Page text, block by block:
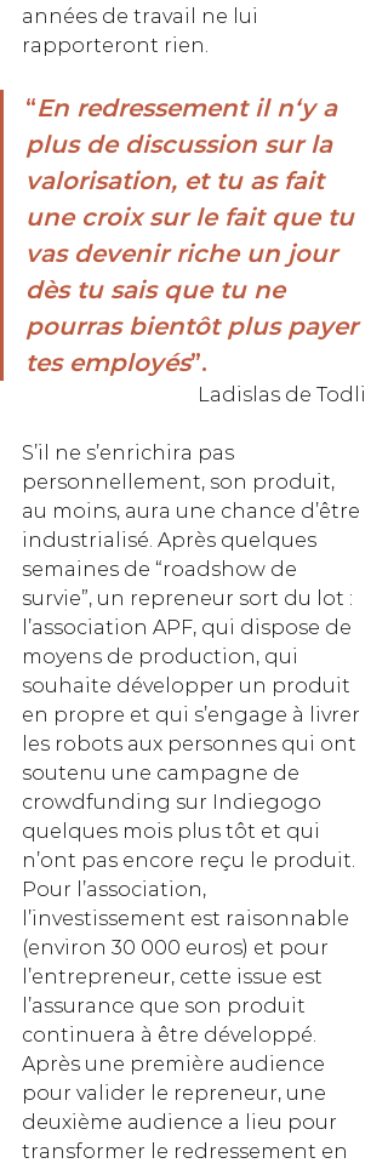
années de travail ne lui
rapporteront rien.
“En redressement il n‘y a
plus de discussion sur la
valorisation, et tu as fait
une croix sur le fait que tu
vas devenir riche un jour
dès tu sais que tu ne
pourras bientôt plus payer
tes employés”.
Ladislas de Todli
S’il ne s’enrichira pas
personnellement, son produit,
au moins, aura une chance d’être
industrialisé. Après quelques
semaines de “roadshow de
survie”, un repreneur sort du lot :
l’association APF, qui dispose de
moyens de production, qui
souhaite développer un produit
en propre et qui s’engage à livrer
les robots aux personnes qui ont
soutenu une campagne de
crowdfunding sur Indiegogo
quelques mois plus tôt et qui
n’ont pas encore reçu le produit.
Pour l’association,
l’investissement est raisonnable
(environ 30 000 euros) et pour
l’entrepreneur, cette issue est
l’assurance que son produit
continuera à être développé.
Après une première audience
pour valider le repreneur, une
deuxième audience a lieu pour
transformer le redressement en